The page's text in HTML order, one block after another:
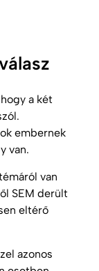
a két
embernek
van.
van
SEM derült
eltérő
azonos